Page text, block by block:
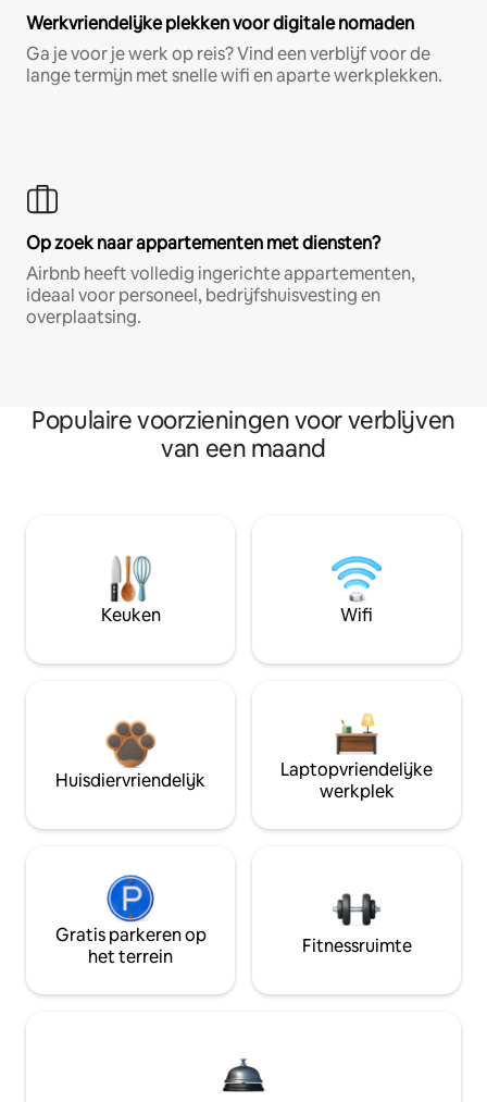
Werkvriendelijke plekken voor digitale nomaden
Ga je voor je werk op reis? Vind een verblijf voor de
lange termijn met snelle wifi en aparte werkplekken.
Op zoek naar appartementen met diensten?
Airbnb heeft volledig ingerichte appartementen,
ideaal voor personeel, bedrijfshuisvesting en
overplaatsing.
Populaire voorzieningen voor verblijven
van een maand
Keuken Wifi
Huisdiervriendelijk
Laptopvriendelijke
werkplek
Gratis parkeren op
het terrein
Fitnessruimte